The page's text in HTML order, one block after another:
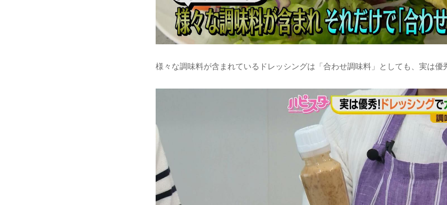
様々な調味料が含まれているドレッシングは「合わせ調味料」としても、実は優